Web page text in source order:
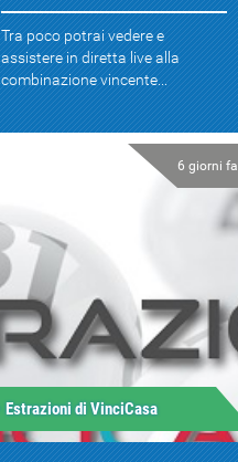
Tra poco potrai vedere e
assistere in diretta live alla
combinazione vincente...
6 giorni fa
Estrazioni di VinciCasa